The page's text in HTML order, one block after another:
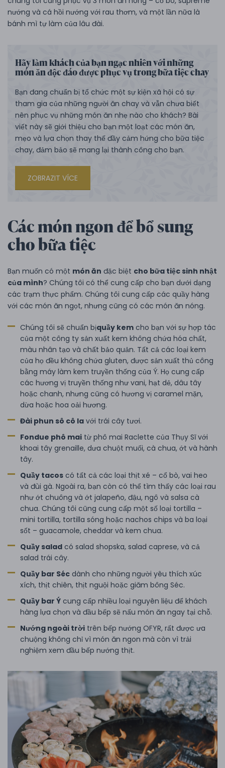
nướng và cá hồi nướng với rau thơm, và một lần nữa là
bánh mì tự làm của lâu đài.
Hãy làm khách của bạn ngạc nhiên với những
món ăn độc đáo được phục vụ trong bữa tiệc chay
Bạn đang chuẩn bị tổ chức một sự kiện xã hội có sự
tham gia của những người ăn chay và vẫn chưa biết
nên phục vụ những món ăn nhẹ nào cho khách? Bài
viết này sẽ giới thiệu cho bạn một loạt các món ăn,
mẹo và lựa chọn thay thế đầy cảm hứng cho bữa tiệc
chay, đảm bảo sẽ mang lại thành công cho bạn.
ZOBRAZIT VÍCE
Các món ngon để bổ sung
cho bữa tiệc
Bạn muốn có một món ăn đặc biệt cho bữa tiệc sinh nhật
của mình? Chúng tôi có thể cung cấp cho bạn dưới dạng
các trạm thực phẩm. Chúng tôi cung cấp các quầy hàng
với các món ăn ngọt, nhưng cũng có các món ăn nóng.
Chúng tôi sẽ chuẩn bịquầy kem cho bạn với sự hợp tác
của một công ty sản xuất kem không chứa hóa chất,
màu nhân tạo và chất bảo quản. Tất cả các loại kem
của họ đều không chứa gluten, được sản xuất thủ công
bằng máy làm kem truyền thống của Ý. Họ cung cấp
các hương vị truyền thống như vani, hạt dẻ, dâu tây
hoặc chanh, nhưng cũng có hương vị caramel mặn,
dừa hoặc hoa oải hương.
Đài phun sô cô la với trái cây tươi.
Fondue phô mai từ phô mai Raclette của Thụy Sĩ với
khoai tây grenaille, dưa chuột muối, cà chua, ớt và hành
tây.
Quầy tacos có tất cả các loại thịt xé – cổ bò, vai heo
và đùi gà. Ngoài ra, bạn còn có thể tìm thấy các loại rau
như ớt chuông và ớt jalapeño, đậu, ngô và salsa cà
chua. Chúng tôi cũng cung cấp một số loại tortilla –
mini tortilla, tortilla sóng hoặc nachos chips và ba loại
sốt – guacamole, cheddar và kem chua.
Quầy salad có salad shopska, salad caprese, và cả
salad trái cây.
Quầy bar Séc dành cho những người yêu thích xúc
xích, thịt chiên, thịt nguội hoặc giăm bông Séc.
Quầy bar Ý cung cấp nhiều loại nguyên liệu để khách
hàng lựa chọn và đầu bếp sẽ nấu món ăn ngay tại chỗ.
Nướng ngoài trời trên bếp nướng OFYR, rất được ưa
chuộng không chỉ vì món ăn ngon mà còn vì trải
nghiệm xem đầu bếp nướng thịt.